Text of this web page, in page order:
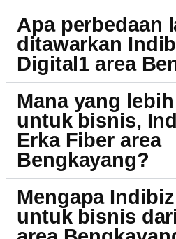
Apa perbedaan
ditawarkan
Digital1 area
Mana yang
untuk bisnis,
Erka Fiber area
Bengkayang?
Mengapa
untuk bisnis